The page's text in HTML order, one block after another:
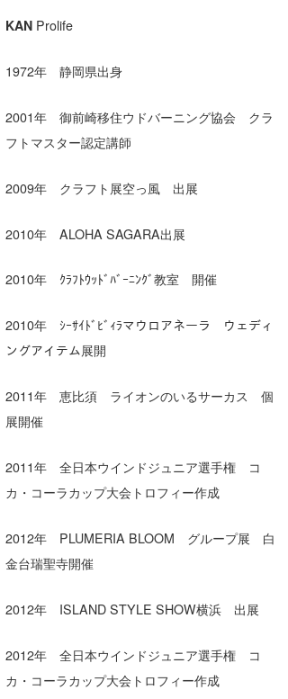
KAN Prolife
1972年 静岡県出身
2001年 御前崎移住ウドバーニング協会 クラ
フトマスター認定講師
2009年 クラフト展空っ風 出展
2010年 ALOHA SAGARA出展
2010年 ｸﾗﾌﾄｳｯﾄﾞﾊﾞｰﾆﾝｸﾞ教室 開催
2010年 ｼｰｻｲﾄﾞﾋﾞｨﾗマウロアネーラ ウェディ
ングアイテム展開
2011年 恵比須 ライオンのいるサーカス 個
展開催
2011年 全日本ウインドジュニア選手権 コ
カ・コーラカップ大会トロフィー作成
2012年 PLUMERIA BLOOM グループ展 白
金台瑞聖寺開催
2012年 ISLAND STYLE SHOW横浜 出展
2012年 全日本ウインドジュニア選手権 コ
カ・コーラカップ大会トロフィー作成